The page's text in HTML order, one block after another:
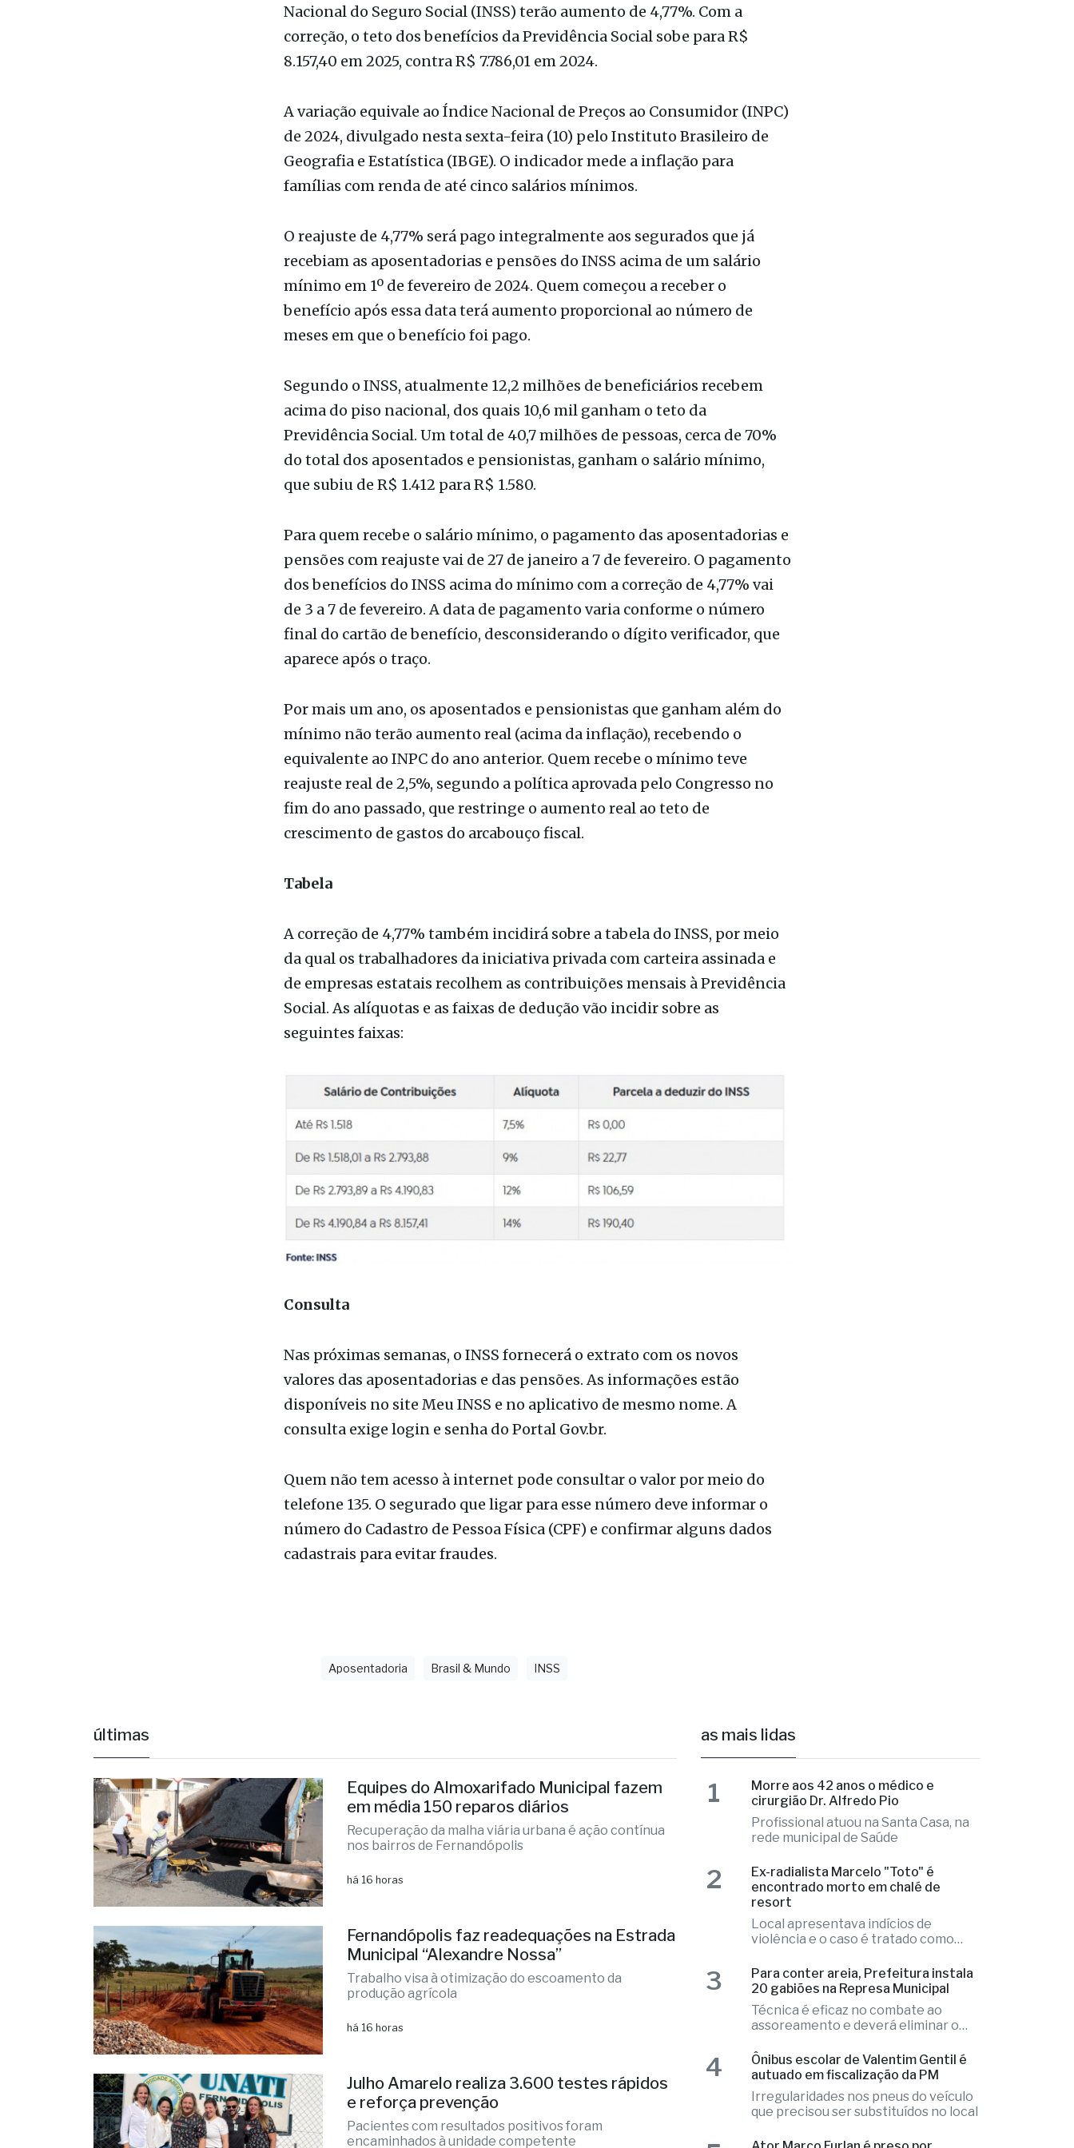
Nacional do Seguro Social (INSS) terão aumento de 4,77%. Com a
correção, o teto dos benefícios da Previdência Social sobe para R$
8.157,40 em 2025, contra R$ 7.786,01 em 2024.
A variação equivale ao Índice Nacional de Preços ao Consumidor (INPC)
de 2024, divulgado nesta sexta-feira (10) pelo Instituto Brasileiro de
Geografia e Estatística (IBGE). O indicador mede a inflação para
famílias com renda de até cinco salários mínimos.
O reajuste de 4,77% será pago integralmente aos segurados que já
recebiam as aposentadorias e pensões do INSS acima de um salário
mínimo em 1º de fevereiro de 2024. Quem começou a receber o
benefício após essa data terá aumento proporcional ao número de
meses em que o benefício foi pago.
Segundo o INSS, atualmente 12,2 milhões de beneficiários recebem
acima do piso nacional, dos quais 10,6 mil ganham o teto da
Previdência Social. Um total de 40,7 milhões de pessoas, cerca de 70%
do total dos aposentados e pensionistas, ganham o salário mínimo,
que subiu de R$ 1.412 para R$ 1.580.
Para quem recebe o salário mínimo, o pagamento das aposentadorias e
pensões com reajuste vai de 27 de janeiro a 7 de fevereiro. O pagamento
dos benefícios do INSS acima do mínimo com a correção de 4,77% vai
de 3 a 7 de fevereiro. A data de pagamento varia conforme o número
final do cartão de benefício, desconsiderando o dígito verificador, que
aparece após o traço.
Por mais um ano, os aposentados e pensionistas que ganham além do
mínimo não terão aumento real (acima da inflação), recebendo o
equivalente ao INPC do ano anterior. Quem recebe o mínimo teve
reajuste real de 2,5%, segundo a política aprovada pelo Congresso no
fim do ano passado, que restringe o aumento real ao teto de
crescimento de gastos do arcabouço fiscal.
Tabela
A correção de 4,77% também incidirá sobre a tabela do INSS, por meio
da qual os trabalhadores da iniciativa privada com carteira assinada e
de empresas estatais recolhem as contribuições mensais à Previdência
Social. As alíquotas e as faixas de dedução vão incidir sobre as
seguintes faixas:
Consulta
Nas próximas semanas, o INSS fornecerá o extrato com os novos
valores das aposentadorias e das pensões. As informações estão
disponíveis no site Meu INSS e no aplicativo de mesmo nome. A
consulta exige login e senha do Portal Gov.br.
Quem não tem acesso à internet pode consultar o valor por meio do
telefone 135. O segurado que ligar para esse número deve informar o
número do Cadastro de Pessoa Física (CPF) e confirmar alguns dados
cadastrais para evitar fraudes.
Aposentadoria
últimas
Equipes do Almoxarifado Municipal fazem
em média 150 reparos diários
Recuperação da malha viária urbana é ação contínua
nos bairros de Fernandópolis
Fernandópolis faz readequações na Estrada
Municipal “Alexandre Nossa”
Trabalho visa à otimização do escoamento da
produção agrícola
Julho Amarelo realiza 3.600 testes rápidos
e reforça prevenção
Pacientes com resultados positivos foram
as mais lidas
Morre aos 42 anos o médico e
cirurgião Dr. Alfredo Pio
Profissional atuou na Santa Casa, na
rede municipal de Saúde
1
Ex-radialista Marcelo "Toto" é
encontrado morto em chalé de
resort
Local apresentava indícios de
violência e o caso é tratado como
2
Para conter areia, Prefeitura instala
20 gabiões na Represa Municipal
Técnica é eficaz no combate ao
assoreamento e deverá eliminar o
problema
3
Ônibus escolar de Valentim Gentil é
autuado em fiscalização da PM
Irregularidades nos pneus do veículo
que precisou ser substituídos no local
4